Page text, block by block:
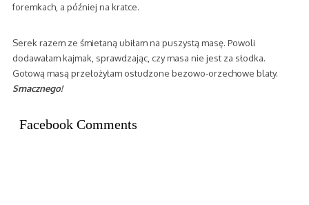
foremkach, a później na kratce.
Serek razem ze śmietaną ubiłam na puszystą masę. Powoli
dodawałam kajmak, sprawdzając, czy masa nie jest za słodka.
Gotową masą przełożyłam ostudzone bezowo-orzechowe blaty.
Smacznego!
Facebook Comments